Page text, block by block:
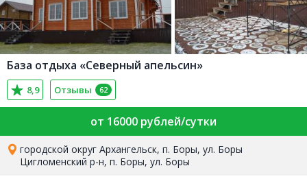
База отдыха «Северный апельсин»
8,9 Отзывы 62
от 16000 рублей/сутки
городской округ Архангельск, п. Боры, ул. Боры
Цигломенский р-н, п. Боры, ул. Боры